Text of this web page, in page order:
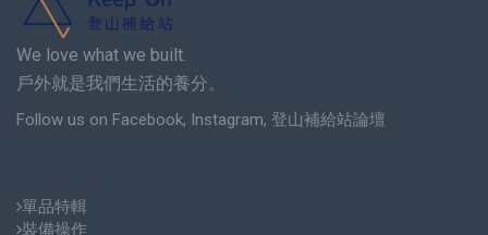
We love what we built.
戶外就是我們生活的養分。
Follow us on Facebook, Instagram, 登山補給站論壇
單品特輯
裝備操作